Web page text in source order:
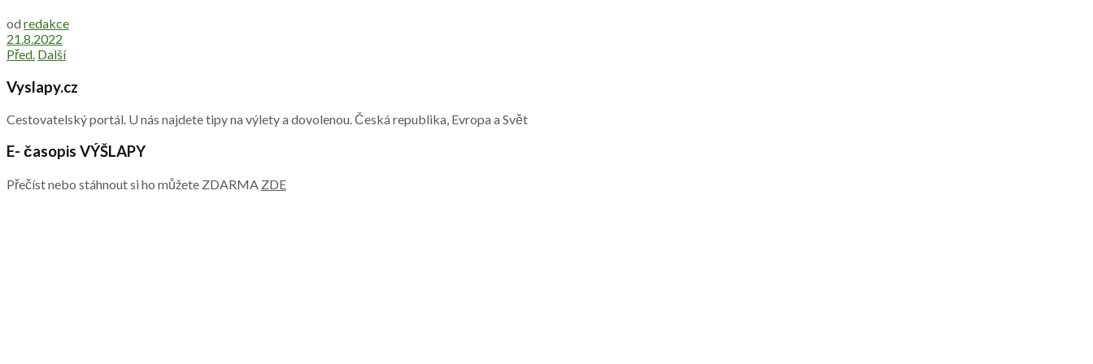
od redakce
21.8.2022
Před. Další
Vyslapy.cz
Cestovatelský portál. U nás najdete tipy na výlety a dovolenou. Česká republika, Evropa a Svět
E- časopis VÝŠLAPY
Přečíst nebo stáhnout si ho můžete ZDARMA ZDE